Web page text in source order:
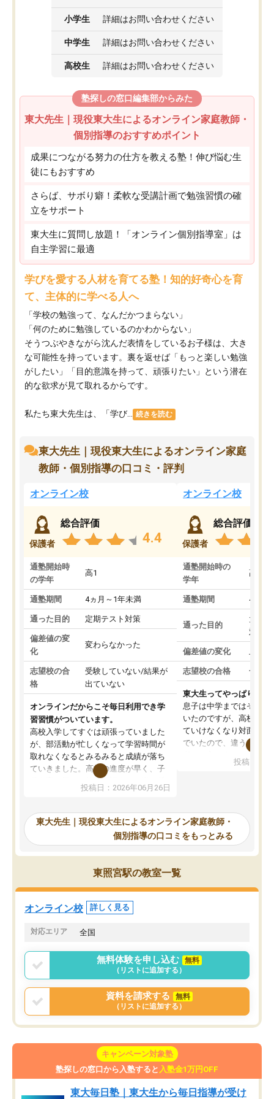
小学生 詳細はお問い合わせください
中学生 詳細はお問い合わせください
高校生 詳細はお問い合わせください
塾探しの窓口編集部からみた
東大先生｜現役東大生によるオンライン家庭教師・
個別指導のおすすめポイント
成果につながる努力の仕方を教える塾！伸び悩む生
徒にもおすすめ
さらば、サボり癖！柔軟な受講計画で勉強習慣の確
立をサポート
東大生に質問し放題！「オンライン個別指導室」は
自主学習に最適
学びを愛する人材を育てる塾！知的好奇心を育
て、主体的に学べる人へ
「学校の勉強って、なんだかつまらない」
「何のために勉強しているのかわからない」
そうつぶやきながら沈んだ表情をしているお子様は、大き
な可能性を持っています。裏を返せば「もっと楽しい勉強
がしたい」「目的意識を持って、頑張りたい」という潜在
的な欲求が見て取れるからです。
私たち東大先生は、「学び... 続きを読む
東大先生｜現役東大生によるオンライン家庭
教師・個別指導の口コミ・評判
オンライン校
保護者
総合評価
4.4
通塾開始時
の学年
高1
通塾期間 4ヵ月～1年未満
通った目的 定期テスト対策
偏差値の変
化
変わらなかった
志望校の合
格
受験していない/結果が
出ていない
オンラインだからこそ毎日利用でき学
習習慣がついています。
高校入学してすぐは頑張っていました
が、部活動が忙しくなって学習時間が
取れなくなるとみるみると成績が落ち
ていきました。高校の進度が早く、子
供も家に帰って勉強の話すると嫌な反
応を示します。東大先生にお願いして
れるので、親としても安心です。毎日
使える自習室とかもあり、わからない
ところがあれば先生が回答してくれる
のも重宝しています。
投稿日：2026年06月26日
オンライン校
保護者
総合評価
通塾開始時の
学年
高3
通塾期間 4ヵ月
通った目的
大学
対策
偏差値の変化 上が
志望校の合格 合格
東大生ってやっぱりすご
息子は中学まではそこそ
いたのですが、高校に入
ていけなくなり対面の塾
でいたので、違うアプロ
で、当初は模試でD判定
自習室が毎日使えていつ
るのが心強かったよう
謝です。
投稿日：
東大先生｜現役東大生によるオンライン家庭教師・
個別指導の口コミをもっとみる
東照宮駅の教室一覧
オンライン校 詳しく見る
対応エリア 全国
無料体験を申し込む
無料
（リストに追加する）
資料を請求する
無料
（リストに追加する）
キャンペーン対象塾
塾探しの窓口から入塾すると 入塾金1万円OFF
東大毎日塾｜東大生から毎日指導が受け